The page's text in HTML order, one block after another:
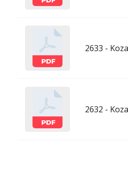
2633 -
2632 -